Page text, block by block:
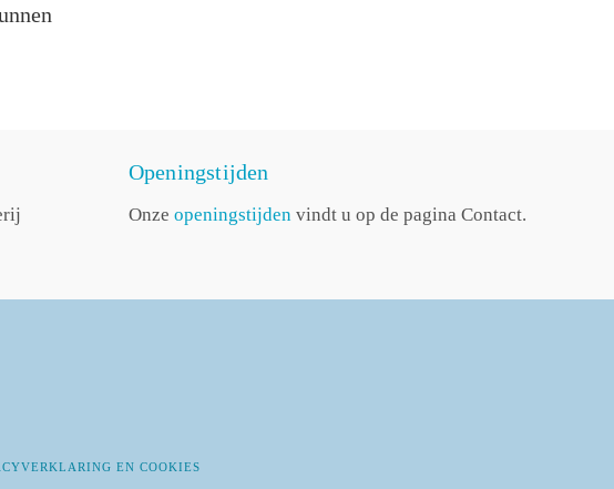
Openingstijden
Onze openingstijdenvindt u op de pagina Contact.
EN COOKIES